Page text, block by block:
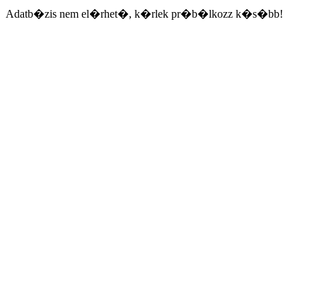
Adatb�zis nem el�rhet�, k�rlek pr�b�lkozz k�s�bb!